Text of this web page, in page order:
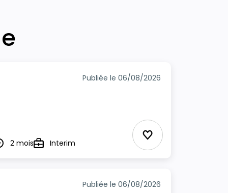
Publiée le 06/08/2026
2 moisTypeInterim Ajouter aux
Publiée le 06/08/2026